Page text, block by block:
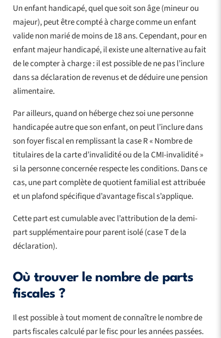
Un enfant handicapé, quel que soit son âge (mineur ou
majeur), peut être compté à charge comme un enfant
valide non marié de moins de 18 ans. Cependant, pour en
enfant majeur handicapé, il existe une alternative au fait
de le compter à charge : il est possible de ne pas l’inclure
dans sa déclaration de revenus et de déduire une pension
alimentaire.
Par ailleurs, quand on héberge chez soi une personne
handicapée autre que son enfant, on peut l’inclure dans
son foyer fiscal en remplissant la case R « Nombre de
titulaires de la carte d’invalidité ou de la CMI-invalidité »
si la personne concernée respecte les conditions. Dans ce
cas, une part complète de quotient familial est attribuée
et un plafond spécifique d’avantage fiscal s’applique.
Cette part est cumulable avec l’attribution de la demi-
part supplémentaire pour parent isolé (case T de la
déclaration).
Où trouver le nombre de parts
fiscales ?
Il est possible à tout moment de connaître le nombre de
parts fiscales calculé par le fisc pour les années passées.